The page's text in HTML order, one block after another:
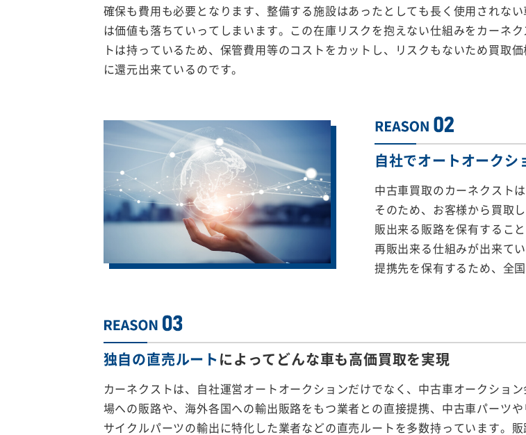
確保も費用も必要となります、整備する施設はあったとしても長く使用されない
は価値も落ちていってしまいます。この在庫リスクを抱えない仕組みをカーネク
トは持っているため、保管費用等のコストをカットし、リスクもないため買取価
に還元出来ているのです。
自社でオートオークシ
中古車買取のカーネクスト
そのため、お客様から買取
販出来る販路を保有するこ
再販出来る仕組みが出来て
提携先を保有するため、全
独自の直売ルートによってどんな車も高価買取を実現
カーネクストは、自社運営オートオークションだけでなく、中古車オークション
場への販路や、海外各国への輸出販路をもつ業者との直接提携、中古車パーツや
サイクルパーツの輸出に特化した業者などの直売ルートを多数持っています。販